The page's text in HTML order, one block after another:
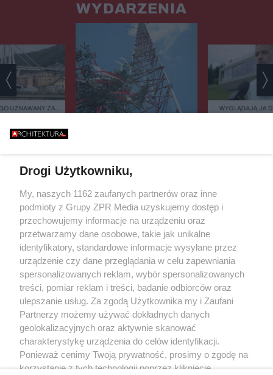
WYDARZENIA
UZNAWANY ZA
BURZY?
WYGLĄDAJĄ JA
Żaden utwór zamieszczony w serwisie nie może być powielany i
rozpowszechniany lub dalej rozpowszechniany w jakikolwiek sposób (w
tym także elektroniczny lub mechaniczny) na jakimkolwiek polu
eksploatacji w jakiejkolwiek formie, włącznie z umieszczaniem w
Internecie bez pisemnej zgody właściciela praw. Jakiekolwiek użycie lub
wykorzystanie utworów w całości lub w części z naruszeniem prawa, tzn.
bez właściwej zgody, jest zabronione pod groźbą kary i może być ścigane
prawnie.
O nas
Informacje prawne
Drogi Użytkowniku,
My, naszych 1162 zaufanych partnerów oraz inne
podmioty z Grupy ZPR Media uzyskujemy dostęp i
przechowujemy informacje na urządzeniu oraz
przetwarzamy dane osobowe, takie jak unikalne
identyfikatory, standardowe informacje wysyłane przez
urządzenie czy dane przeglądania w celu zapewniania
spersonalizowanych reklam, wybór spersonalizowanych
treści, pomiar reklam i treści, badanie odbiorców oraz
ulepszanie usług. Za zgodą Użytkownika my i Zaufani
Partnerzy możemy używać dokładnych danych
geolokalizacyjnych oraz aktywnie skanować
charakterystykę urządzenia do celów identyfikacji.
Ponieważ cenimy Twoją prywatność, prosimy o zgodę na
korzystanie z tych technologii poprzez kliknięcie